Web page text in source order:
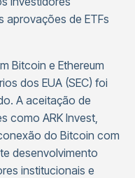
aprovações de ETFs
Bitcoin e Ethereum
dos EUA (SEC) foi
A aceitação de
como ARK Invest,
do Bitcoin com
desenvolvimento
institucionais e